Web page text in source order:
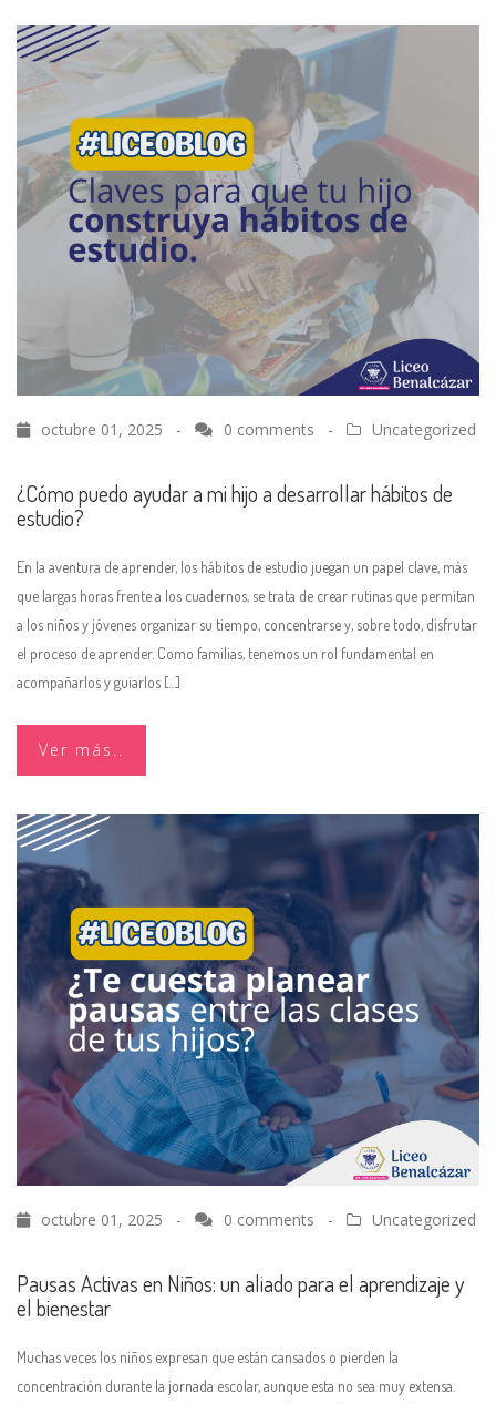
octubre 01, 2025 - 0 comments - Uncategorized
¿Cómo puedo ayudar a mi hijo a desarrollar hábitos de
estudio?
En la aventura de aprender, los hábitos de estudio juegan un papel clave, más
que largas horas frente a los cuadernos, se trata de crear rutinas que permitan
a los niños y jóvenes organizar su tiempo, concentrarse y, sobre todo, disfrutar
el proceso de aprender. Como familias, tenemos un rol fundamental en
acompañarlos y guiarlos […]
Ver más..
octubre 01, 2025 - 0 comments - Uncategorized
Pausas Activas en Niños: un aliado para el aprendizaje y
el bienestar
Muchas veces los niños expresan que están cansados o pierden la
concentración durante la jornada escolar, aunque esta no sea muy extensa.